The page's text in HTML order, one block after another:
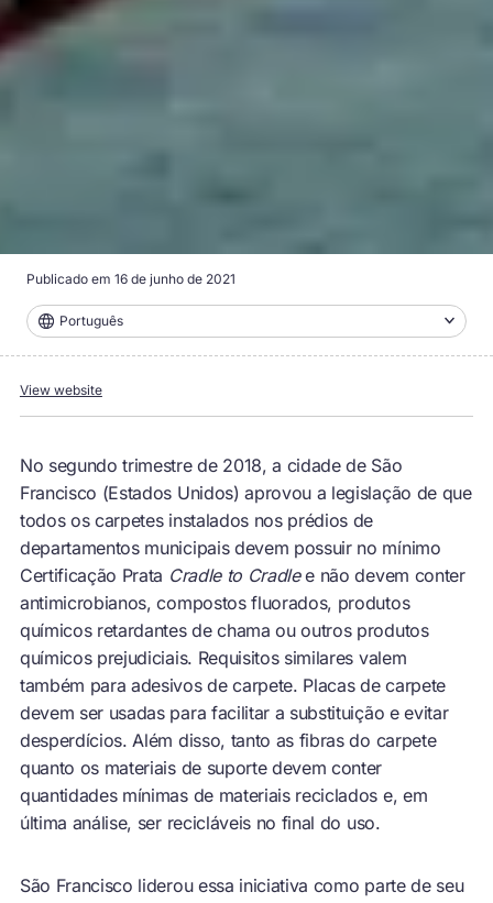
Publicado em 16 de junho de 2021
Português
View website
No segundo trimestre de 2018, a cidade de São
Francisco (Estados Unidos) aprovou a legislação de que
todos os carpetes instalados nos prédios de
departamentos municipais devem possuir no mínimo
Certificação Prata Cradle to Cradlee não devem conter
antimicrobianos, compostos fluorados, produtos
químicos retardantes de chama ou outros produtos
químicos prejudiciais. Requisitos similares valem
também para adesivos de carpete. Placas de carpete
devem ser usadas para facilitar a substituição e evitar
desperdícios. Além disso, tanto as fibras do carpete
quanto os materiais de suporte devem conter
quantidades mínimas de materiais reciclados e, em
última análise, ser recicláveis no final do uso.
São Francisco liderou essa iniciativa como parte de seu